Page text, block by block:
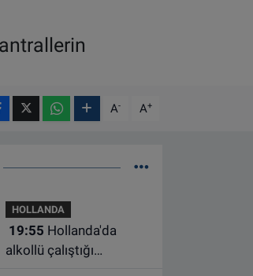
A- A+
HOLLANDA
19:55
alkollü çalıştığı